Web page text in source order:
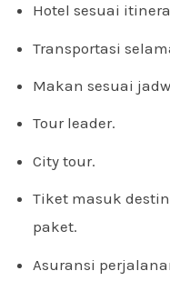
Hotel sesuai
Transportasi
Makan sesuai
Tour leader.
City tour.
Tiket masuk
paket.
Asuransi